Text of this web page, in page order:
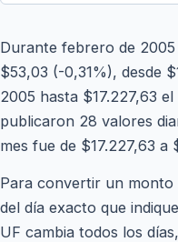
Durante febrero de
$53,03 (-0,31%), desde
2005 hasta $17.227,63
publicaron 28 valores
mes fue de $17.227,63 a
Para convertir un monto
del día exacto que
UF cambia todos los